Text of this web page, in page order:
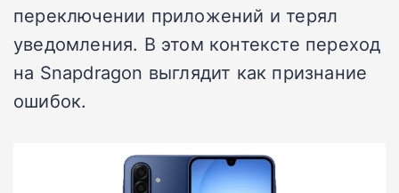
переключении приложений и терял
уведомления. В этом контексте переход
на Snapdragon выглядит как признание
ошибок.